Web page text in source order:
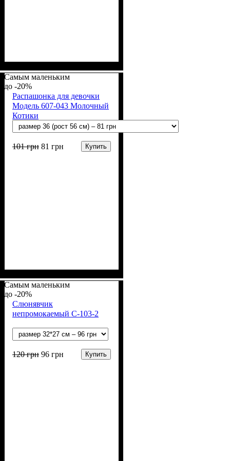
Самым маленьким
-20%
Распашонка для девочки
Модель 607-043 Молочный
Котики
101грн 81 грн Купить
Самым маленьким
-20%
Слюнявчик
непромокаемый С-103-2
120грн 96 грн Купить